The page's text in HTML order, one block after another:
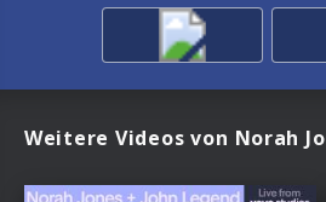
Weitere Videos von Norah